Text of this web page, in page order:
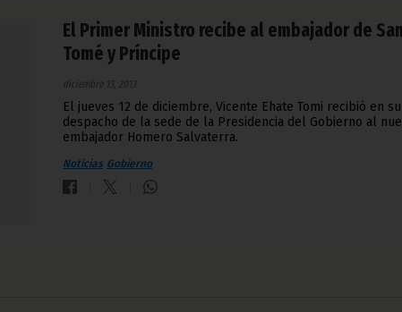
El Primer Ministro recibe al embajador de
Tomé y Príncipe
diciembre 13, 2013
El jueves 12 de diciembre, Vicente Ehate Tomi recibió en su
despacho de la sede de la Presidencia del Gobierno al
embajador Homero Salvaterra.
Noticias Gobierno